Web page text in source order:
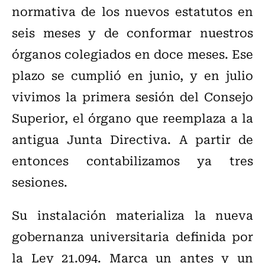
normativa de los nuevos estatutos en
seis meses y de conformar nuestros
órganos colegiados en doce meses. Ese
plazo se cumplió en junio, y en julio
vivimos la primera sesión del Consejo
Superior, el órgano que reemplaza a la
antigua Junta Directiva. A partir de
entonces contabilizamos ya tres
sesiones.
Su instalación materializa la nueva
gobernanza universitaria definida por
la Ley 21.094. Marca un antes y un